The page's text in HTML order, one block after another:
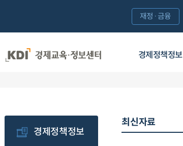
경제정책정보
재정·금융
경제정책정보
최신자료